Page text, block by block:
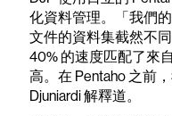
化資料管理。「我們
文件的資料集截然不
40% 的速度匹配了來
高。在 Pentaho 之前
Djuniardi 解釋道。